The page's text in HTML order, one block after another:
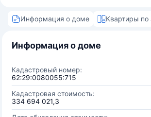
Информация о доме Квартиры по
Информация о доме
Кадастровый номер:
62:29:0080055:715
Кадастровая стоимость:
334 694 021,3